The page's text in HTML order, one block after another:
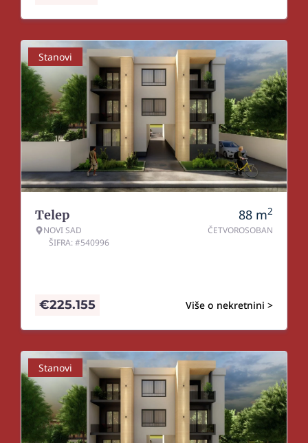
Stanovi
Telep
NOVI SAD
ŠIFRA: #540996
88 m2
ČETVOROSOBAN
Više o nekretnini >
€225.155
Stanovi